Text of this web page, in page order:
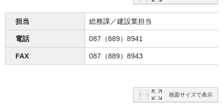
担当 総務課／建設業担当
電話 087（889）8941
FAX 087（889）8943
画面サイズで表示